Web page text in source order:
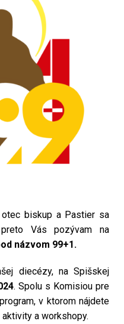
otec biskup a Pastier sa
Vás pozývam na
názvom 99+1.
diecézy, na Spišskej
. Spolu s Komisiou pre
v ktorom nájdete
a workshopy.